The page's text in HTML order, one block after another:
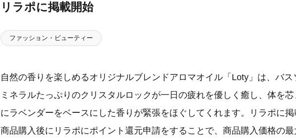
リラポに掲載開始
ファッション・ビューティー
自然の香りを楽しめるオリジナルブレンドアロマオイル「Loty」は、バス
ミネラルたっぷりのクリスタルロックが一日の疲れを優しく癒し、体を
にラベンダーをベースにした香りが緊張をほぐしてくれます。リラポに掲
商品購入後にリラポにポイント還元申請をすることで、商品購入価格の